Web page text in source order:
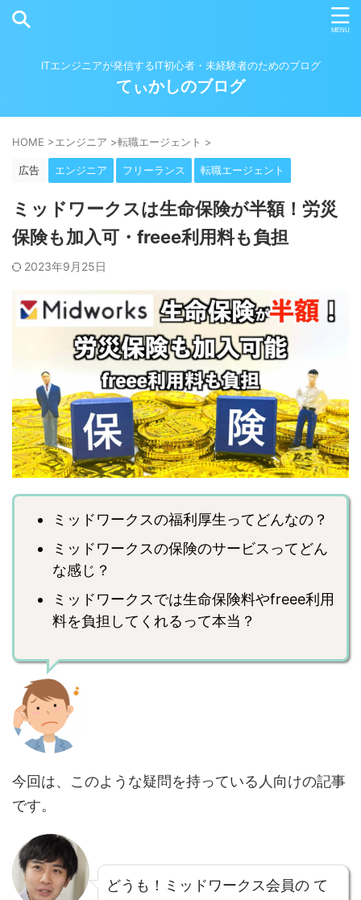
ITエンジニアが発信するIT初心者・未経験者のためのブログ
てぃかしのブログ
HOME >エンジニア >転職エージェント >
広告 エンジニア フリーランス 転職エージェント
ミッドワークスは生命保険が半額！労災
保険も加入可・freee利用料も負担
2023年9月25日
ミッドワークスの福利厚生ってどんなの？
ミッドワークスの保険のサービスってどん
な感じ？
ミッドワークスでは生命保険料やfreee利用
料を負担してくれるって本当？
今回は、このような疑問を持っている人向けの記事
です。
どうも！ミッドワークス会員の て